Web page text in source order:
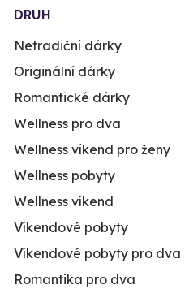
DRUH
Netradiční dárky
Originální dárky
Romantické dárky
Wellness pro dva
Wellness víkend pro ženy
Wellness pobyty
Wellness víkend
Víkendové pobyty
Víkendové pobyty pro dva
Romantika pro dva